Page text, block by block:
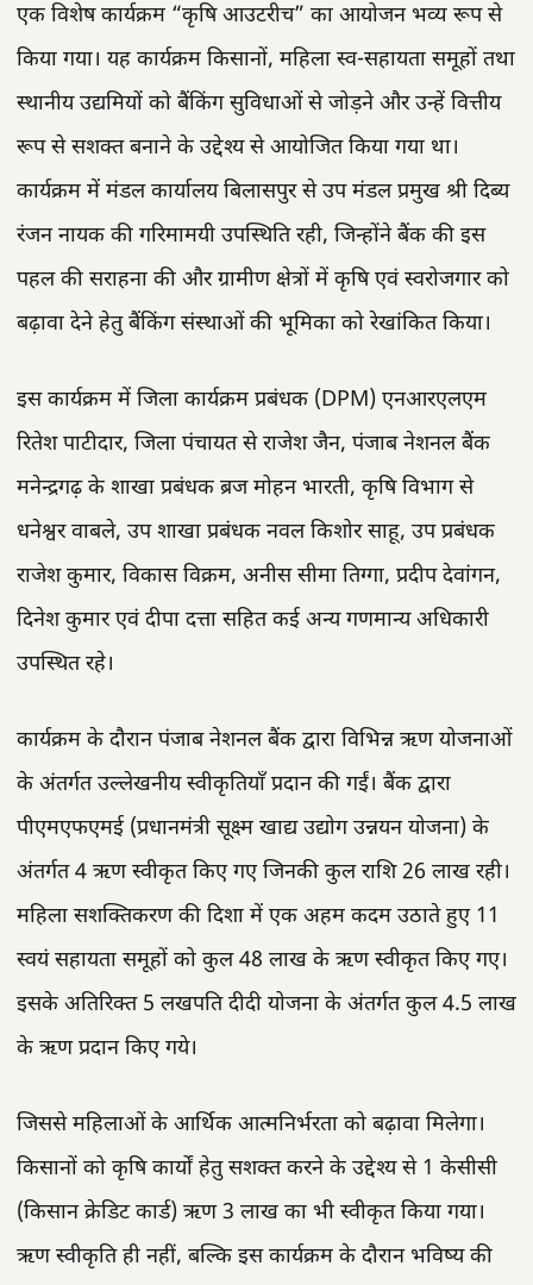
एक विशेष कार्यक्रम “कृषि आउटरीच” का आयोजन भव्य रूप से
किया गया। यह कार्यक्रम किसानों, महिला स्व-सहायता समूहों तथा
स्थानीय उद्यमियों को बैंकिंग सुविधाओं से जोड़ने और उन्हें वित्तीय
रूप से सशक्त बनाने के उद्देश्य से आयोजित किया गया था।
कार्यक्रम में मंडल कार्यालय बिलासपुर से उप मंडल प्रमुख श्री दिब्य
रंजन नायक की गरिमामयी उपस्थिति रही, जिन्होंने बैंक की इस
पहल की सराहना की और ग्रामीण क्षेत्रों में कृषि एवं स्वरोजगार को
बढ़ावा देने हेतु बैंकिंग संस्थाओं की भूमिका को रेखांकित किया।
इस कार्यक्रम में जिला कार्यक्रम प्रबंधक (DPM) एनआरएलएम
रितेश पाटीदार, जिला पंचायत से राजेश जैन, पंजाब नेशनल बैंक
मनेन्द्रगढ़ के शाखा प्रबंधक ब्रज मोहन भारती, कृषि विभाग से
धनेश्वर वाबले, उप शाखा प्रबंधक नवल किशोर साहू, उप प्रबंधक
राजेश कुमार, विकास विक्रम, अनीस सीमा तिग्गा, प्रदीप देवांगन,
दिनेश कुमार एवं दीपा दत्ता सहित कई अन्य गणमान्य अधिकारी
उपस्थित रहे।
कार्यक्रम के दौरान पंजाब नेशनल बैंक द्वारा विभिन्न ऋण योजनाओं
के अंतर्गत उल्लेखनीय स्वीकृतियाँ प्रदान की गईं। बैंक द्वारा
पीएमएफएमई (प्रधानमंत्री सूक्ष्म खाद्य उद्योग उन्नयन योजना) के
अंतर्गत 4 ऋण स्वीकृत किए गए जिनकी कुल राशि 26 लाख रही।
महिला सशक्तिकरण की दिशा में एक अहम कदम उठाते हुए 11
स्वयं सहायता समूहों को कुल 48 लाख के ऋण स्वीकृत किए गए।
इसके अतिरिक्त 5 लखपति दीदी योजना के अंतर्गत कुल 4.5 लाख
के ऋण प्रदान किए गये।
जिससे महिलाओं के आर्थिक आत्मनिर्भरता को बढ़ावा मिलेगा।
किसानों को कृषि कार्यों हेतु सशक्त करने के उद्देश्य से 1 केसीसी
(किसान क्रेडिट कार्ड) ऋण 3 लाख का भी स्वीकृत किया गया।
ऋण स्वीकृति ही नहीं, बल्कि इस कार्यक्रम के दौरान भविष्य की